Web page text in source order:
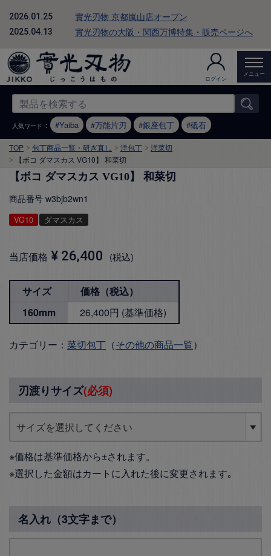
2026.01.25 實光刃物 京都嵐山店オープン
2025.04.13 實光刃物の大阪・関西万博特集・販売ページへ
ログイン
メニュー
人気ワード ： Yaiba 万能片刃 銀座包丁 砥石
TOP 包丁商品一覧・研ぎ直し 洋包丁
洋菜切
【ボコ ダマスカス VG10】 和菜切
【ボコ ダマスカス VG10】 和菜切
商品番号 w3bjb2wn1
VG10 ダマスカス
当店価格 ¥ 26,400 税込
サイズ
価格（税込）
160mm
26,400円 (基準価格)
カテゴリー： 菜切包丁 （その他の商品一覧）
刃渡りサイズ(必須)
※価格は基準価格から±されます。
※選択した金額はカートに入れた後に変更されます｡
名入れ（3文字まで）